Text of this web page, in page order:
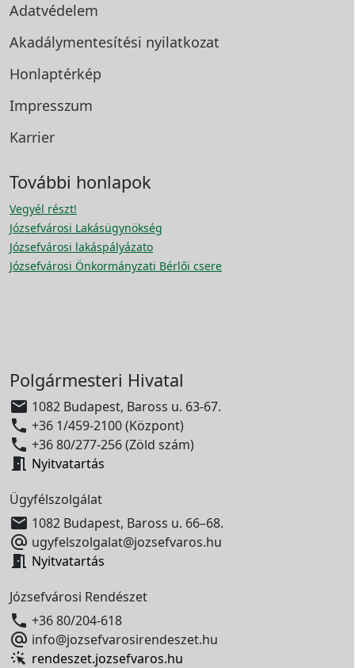
Adatvédelem
Akadálymentesítési nyilatkozat
Honlaptérkép
Impresszum
Karrier
További honlapok
Vegyél részt!
Józsefvárosi Lakásügynökség
Józsefvárosi lakáspályázato
Józsefvárosi Önkormányzati Bérlői csere
Polgármesteri Hivatal
 1082 Budapest, Baross u. 63-67.
 +36 1/459-2100 (Központ)
 +36 80/277-256 (Zöld szám)
 Nyitvatartás
Ügyfélszolgálat
 1082 Budapest, Baross u. 66–68.
 ugyfelszolgalat@jozsefvaros.hu
 Nyitvatartás
Józsefvárosi Rendészet
 +36 80/204-618
 info@jozsefvarosirendeszet.hu
rendeszet.jozsefvaros.hu